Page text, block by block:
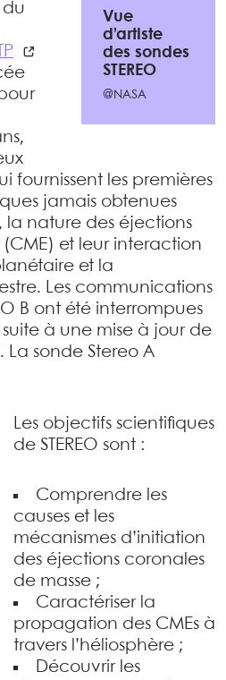
Vue
d’artiste
des sondes
STEREO
@NASA
du
fournissent les premières
jamais obtenues
la nature des éjections
et leur interaction
et la
Les communications
B ont été interrompues
à une mise à jour de
La sonde Stereo A
Les objectifs scientifiques
de STEREO sont :
Comprendre les
causes et les
mécanismes d’initiation
des éjections coronales
de masse ;
Caractériser la
propagation des CMEs à
travers l’héliosphère ;
Découvrir les